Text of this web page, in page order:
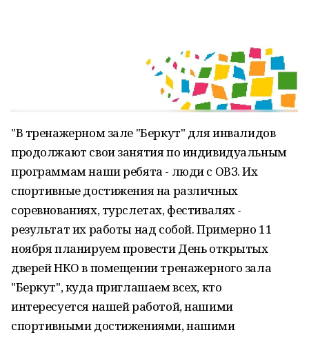
"В тренажерном зале "Беркут" для инвалидов
продолжают свои занятия по индивидуальным
программам наши ребята - люди с ОВЗ. Их
спортивные достижения на различных
соревнованиях, турслетах, фестивалях -
результат их работы над собой. Примерно 11
ноября планируем провести День открытых
дверей НКО в помещении тренажерного зала
"Беркут", куда приглашаем всех, кто
интересуется нашей работой, нашими
спортивными достижениями, нашими